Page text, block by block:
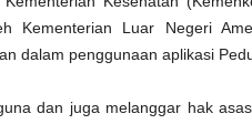
Kementerian Luar Negeri
dalam penggunaan aplikasi
dan juga melanggar hak